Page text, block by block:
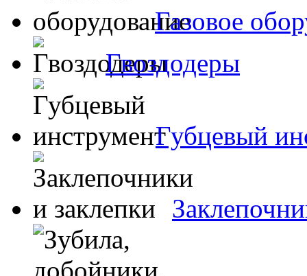
Газовое
Гвоздодеры
Губцевый